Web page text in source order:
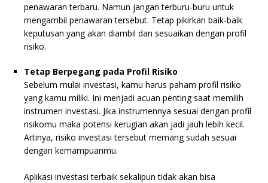
penawaran terbaru. Namun jangan terburu-buru untuk
mengambil penawaran tersebut. Tetap pikirkan baik-baik
keputusan yang akan diambil dan sesuaikan dengan profil
risiko.
Tetap Berpegang pada Profil Risiko
Sebelum mulai investasi, kamu harus paham profil risiko
yang kamu miliki. Ini menjadi acuan penting saat memilih
instrumen investasi. Jika instrumennya sesuai dengan profil
risikomu maka potensi kerugian akan jadi jauh lebih kecil.
Artinya, risiko investasi tersebut memang sudah sesuai
dengan kemampuanmu.
Aplikasi investasi terbaik sekalipun tidak akan bisa